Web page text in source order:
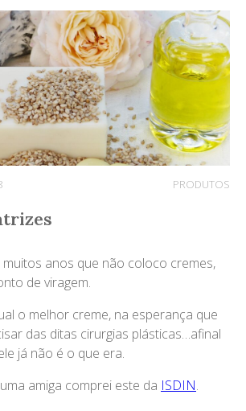
PRODUTOS
anos que não coloco cremes,
de viragem.
o melhor creme, na esperança que
das ditas cirurgias plásticas…afinal
já não é o que era.
amiga comprei este da ISDIN.